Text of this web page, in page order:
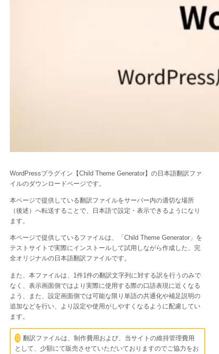
WordPressプラグイン【Child Theme Generator】の日本語翻訳ファ
イルのダウンロードページです。
本ページで提供している翻訳ファイルをサーバー内の適切な場所
（後述）へ転送することで、日本語で設定・表示できるようになり
ます。
本ページで提供しているファイルは、「 Child Theme Generator 」を
テストサイトで実際にインストールして試用しながら作成した、完
全オリジナルの日本語翻訳ファイルです。
また、本ファイルは、1件1件の翻訳文字列に対する訳を行うのみで
なく、表示画面側ではより実際に使用する際の口語表現に近くなる
よう、また、設定画面側では可能な限り単語の共通化や補足説明の
追加などを行い、より設定や使用がしやすくなるように配慮してい
ます。
翻訳ファイルは、制作費用および、当サイトの維持管理費用
として、少額にて販売させていただいておりますのでご協力をお